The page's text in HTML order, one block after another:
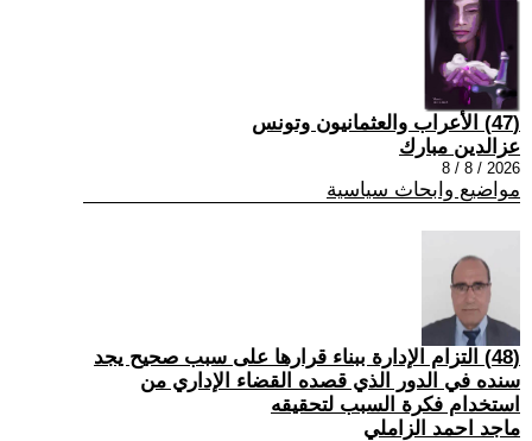
(47) الأعراب والعثمانيون وتونس
عزالدين مبارك
2026 / 8 / 8
مواضيع وابحاث سياسية
(48) التزام الإدارة ببناء قرارها على سبب صحیح یجد
سنده في الدور الذي قصده القضاء الإداري من
استخدام فكرة السبب لتحقیقه
ماجد احمد الزاملي